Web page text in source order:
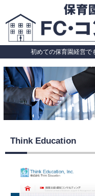
初めての保育園経営で
Think Education